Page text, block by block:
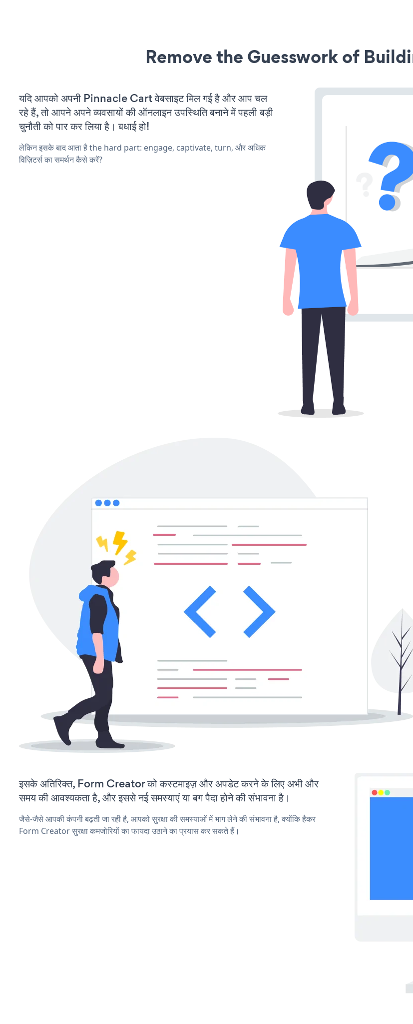
Remove the Guesswork of
यदि आपको अपनी Pinnacle Cart वेबसाइट मिल गई है और आप चल
रहे हैं, तो आपने अपने व्यवसायों की ऑनलाइन उपस्थिति बनाने में पहली बड़ी
चुनौती को पार कर लिया है। बधाई हो!
लेकिन इसके बाद आता है the hard part: engage, captivate, turn, और अधिक
विज़िटर्स का समर्थन कैसे करें?
इसके अतिरिक्त, Form Creator को कस्टमाइज़ और अपडेट करने के लिए अभी और
समय की आवश्यकता है, और इससे नई समस्याएं या बग पैदा होने की संभावना है।
जैसे-जैसे आपकी कंपनी बढ़ती जा रही है, आपको सुरक्षा की समस्याओं में भाग लेने की संभावना है, क्योंकि हैकर
Form Creator सुरक्षा कमजोरियों का फायदा उठाने का प्रयास कर सकते हैं।